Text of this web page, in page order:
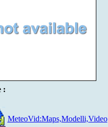
:
MeteoVid:Maps,Modelli,Video